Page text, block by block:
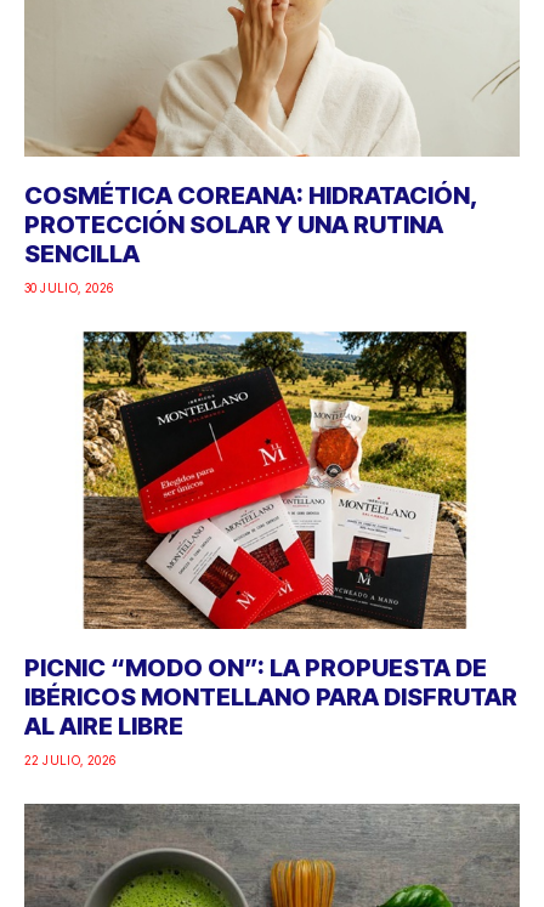
COSMÉTICA COREANA: HIDRATACIÓN,
PROTECCIÓN SOLAR Y UNA RUTINA
SENCILLA
30 JULIO, 2026
PICNIC “MODO ON”: LA PROPUESTA DE
IBÉRICOS MONTELLANO PARA DISFRUTAR
AL AIRE LIBRE
22 JULIO, 2026